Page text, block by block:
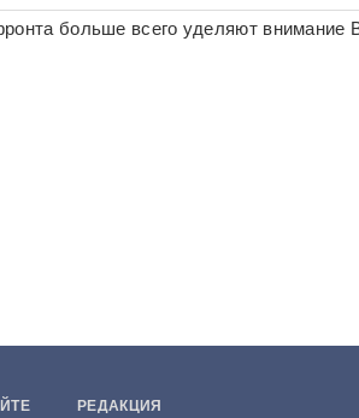
больше всего уделяют внимание
РЕДАКЦИЯ